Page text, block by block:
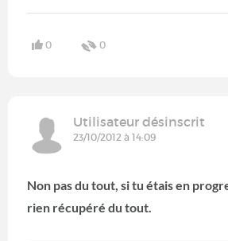
0 0
Utilisateur désinscrit
23/10/2012 à 14:09
Non pas du tout, si tu étais en
rien récupéré du tout.